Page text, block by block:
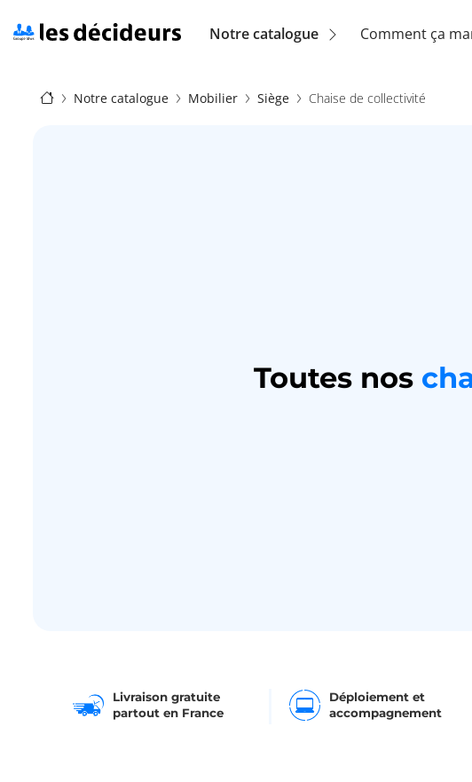
au
contenu
Navigation
(location)
Notre catalogue Comment ça
Fil
Notre catalogue Mobilier Siège Chaise de collectivité
Toutes nos
Livraison gratuite
partout en France
Déploiement et
accompagnement